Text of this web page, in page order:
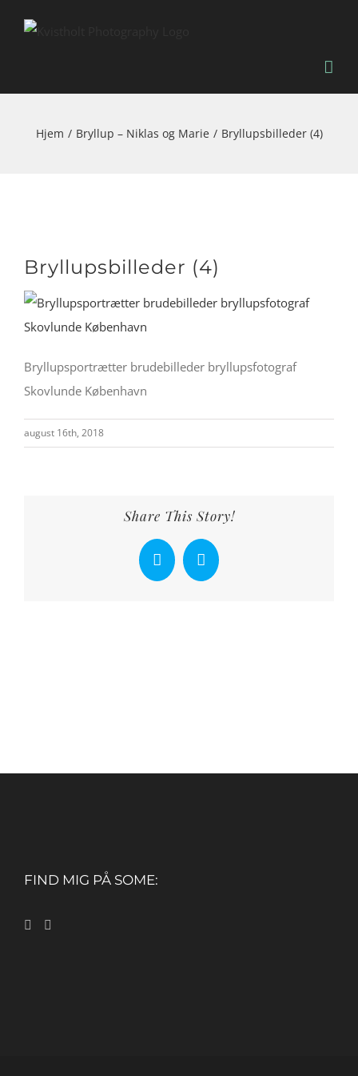
Hjem Bryllup – Niklas og Marie Bryllupsbilleder (4)
Bryllupsbilleder (4)
Bryllupsportrætter brudebilleder bryllupsfotograf
Skovlunde København
august 16th, 2018
Share This Story!
Facebook
X
FIND MIG PÅ SOME: